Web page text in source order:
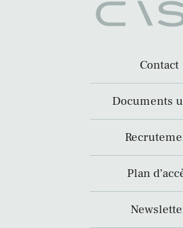
Contact
Documents
Plan